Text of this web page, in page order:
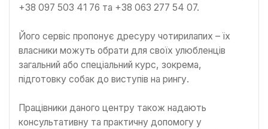
+38 097 503 41 76 та +38 063 277 54 07.
Його сервіс пропонує дресуру чотирилапих – їх
власники можуть обрати для своїх улюбленців
загальний або спеціальний курс, зокрема,
підготовку собак до виступів на рингу.
Працівники даного центру також надають
консультативну та практичну допомогу у